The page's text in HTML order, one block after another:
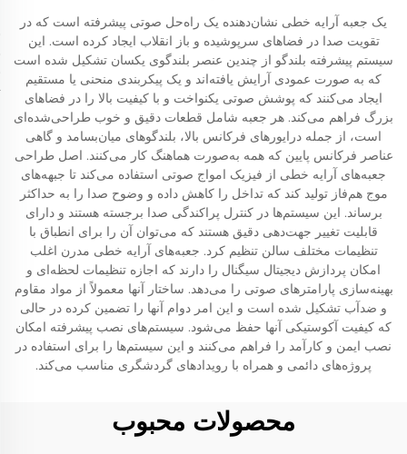
یک جعبه آرایه خطی نشان‌دهنده یک راه‌حل صوتی پیشرفته است که در
تقویت صدا در فضاهای سرپوشیده و باز انقلاب ایجاد کرده است. این
سیستم پیشرفته بلندگو از چندین عنصر بلندگوی یکسان تشکیل شده است
که به صورت عمودی آرایش یافته‌اند و یک پیکربندی منحنی یا مستقیم
ایجاد می‌کنند که پوشش صوتی یکنواخت و با کیفیت بالا را در فضاهای
بزرگ فراهم می‌کند. هر جعبه شامل قطعات دقیق و خوب طراحی‌شده‌ای
است، از جمله درایورهای فرکانس بالا، بلندگوهای میان‌بسامد و گاهی
عناصر فرکانس پایین که همه به‌صورت هماهنگ کار می‌کنند. اصل طراحی
جعبه‌های آرایه خطی از فیزیک امواج صوتی استفاده می‌کند تا جبهه‌های
موج هم‌فاز تولید کند که تداخل را کاهش داده و وضوح صدا را به حداکثر
برساند. این سیستم‌ها در کنترل پراکندگی صدا برجسته هستند و دارای
قابلیت تغییر جهت‌دهی دقیق هستند که می‌توان آن را برای انطباق با
تنظیمات مختلف سالن تنظیم کرد. جعبه‌های آرایه خطی مدرن اغلب
امکان پردازش دیجیتال سیگنال را دارند که اجازه تنظیمات لحظه‌ای و
بهینه‌سازی پارامترهای صوتی را می‌دهد. ساختار آنها معمولاً از مواد مقاوم
و ضدآب تشکیل شده است و این امر دوام آنها را تضمین کرده در حالی
که کیفیت آکوستیکی آنها حفظ می‌شود. سیستم‌های نصب پیشرفته امکان
نصب ایمن و کارآمد را فراهم می‌کنند و این سیستم‌ها را برای استفاده در
پروژه‌های دائمی و همراه با رویدادهای گردشگری مناسب می‌کند.
محصولات محبوب